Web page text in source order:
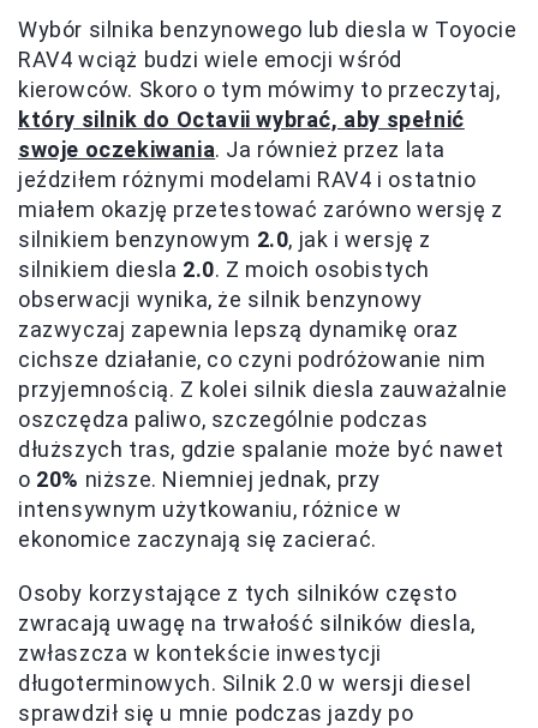
Wybór silnika benzynowego lub diesla w Toyocie
RAV4 wciąż budzi wiele emocji wśród
kierowców. Skoro o tym mówimy to przeczytaj,
który silnik do Octavii wybrać, aby spełnić
swoje oczekiwania. Ja również przez lata
jeździłem różnymi modelami RAV4 i ostatnio
miałem okazję przetestować zarówno wersję z
silnikiem benzynowym 2.0, jak i wersję z
silnikiem diesla 2.0. Z moich osobistych
obserwacji wynika, że silnik benzynowy
zazwyczaj zapewnia lepszą dynamikę oraz
cichsze działanie, co czyni podróżowanie nim
przyjemnością. Z kolei silnik diesla zauważalnie
oszczędza paliwo, szczególnie podczas
dłuższych tras, gdzie spalanie może być nawet
o 20% niższe. Niemniej jednak, przy
intensywnym użytkowaniu, różnice w
ekonomice zaczynają się zacierać.
Osoby korzystające z tych silników często
zwracają uwagę na trwałość silników diesla,
zwłaszcza w kontekście inwestycji
długoterminowych. Silnik 2.0 w wersji diesel
sprawdził się u mnie podczas jazdy po